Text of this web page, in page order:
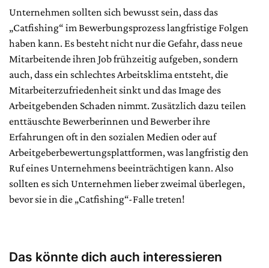
Unternehmen sollten sich bewusst sein, dass das
„Catfishing“ im Bewerbungsprozess langfristige Folgen
haben kann. Es besteht nicht nur die Gefahr, dass neue
Mitarbeitende ihren Job frühzeitig aufgeben, sondern
auch, dass ein schlechtes Arbeitsklima entsteht, die
Mitarbeiterzufriedenheit sinkt und das Image des
Arbeitgebenden Schaden nimmt. Zusätzlich dazu teilen
enttäuschte Bewerberinnen und Bewerber ihre
Erfahrungen oft in den sozialen Medien oder auf
Arbeitgeberbewertungsplattformen, was langfristig den
Ruf eines Unternehmens beeinträchtigen kann. Also
sollten es sich Unternehmen lieber zweimal überlegen,
bevor sie in die „Catfishing“-Falle treten!
Das könnte dich auch interessieren